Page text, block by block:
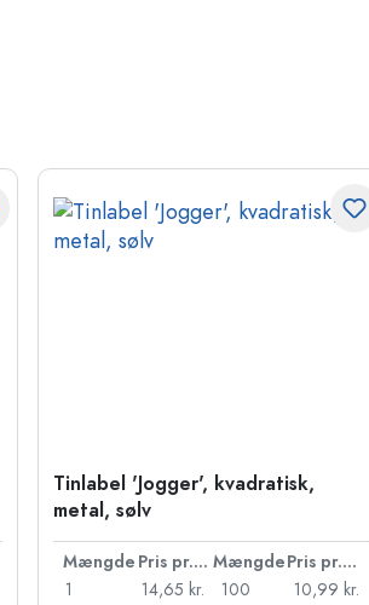
Tinlabel 'Jogger', kvadratisk,
metal, sølv
Mængde Pris pr. stk. Mængde
Pris pr. stk.
1
14,65 kr.
100
10,99 kr.